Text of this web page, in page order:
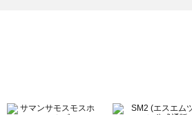
ルー）の一覧